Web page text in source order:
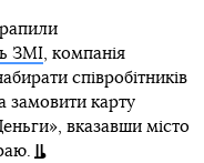
ЗМІ, компанія
співробітників
замовити карту
вказавши місто